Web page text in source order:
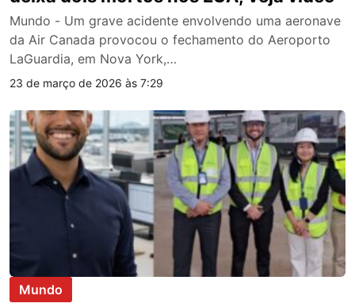
Mundo - Um grave acidente envolvendo uma aeronave
da Air Canada provocou o fechamento do Aeroporto
LaGuardia, em Nova York,…
23 de março de 2026 às 7:29
Mundo